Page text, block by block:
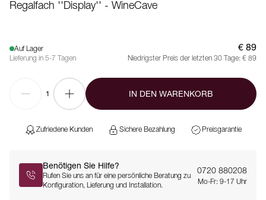
Regalfach ''Display'' - WineCave
Auf Lager
Lieferung in 5-7 Tagen
€ 89
Niedrigster Preis der letzten 30 Tage: € 89
1 IN DEN WARENKORB
Zufriedene Kunden Sichere Bezahlung Preisgarantie
Benötigen Sie Hilfe?
Rufen Sie uns an für eine persönliche Beratung zu
Konfiguration, Lieferung und Installation.
0720 880208
Mo-Fr: 9-17 Uhr